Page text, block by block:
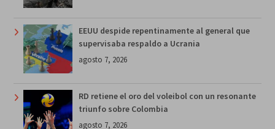
EEUU despide repentinamente al general que
supervisaba respaldo a Ucrania
agosto 7, 2026
RD retiene el oro del voleibol con un resonante
triunfo sobre Colombia
agosto 7, 2026